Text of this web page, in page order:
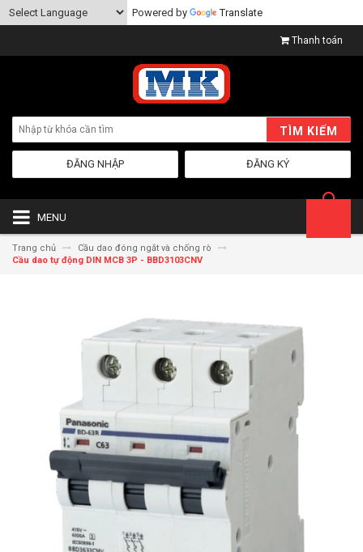
Powered by Translate
Thanh toán
TÌM KIẾM
ĐĂNG KÝ
ĐĂNG NHẬP
MENU
Trang chủ
Cầu dao đóng ngắt và chống rò
Cầu dao tự động DIN MCB 3P - BBD3103CNV